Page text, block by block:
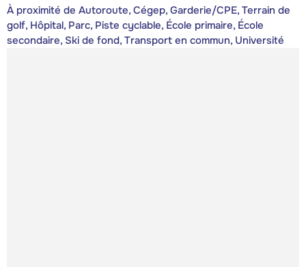
À proximité de Autoroute, Cégep, Garderie/CPE, Terrain de
golf, Hôpital, Parc, Piste cyclable, École primaire, École
secondaire, Ski de fond, Transport en commun, Université